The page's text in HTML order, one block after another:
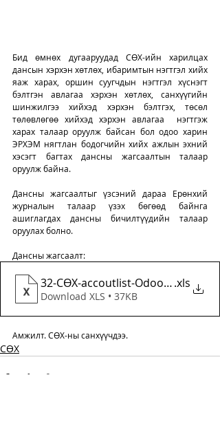
Бид өмнөх дугааруудад СӨХ-ийн харилцах
дансын хэрхэн хөтлөх, ибаримтын нэгтгэл хийх
яаж харах, оршин суугчдын нэгтгэл хүснэгт
бэлтгэн авлагаа хэрхэн хөтлөх, санхүүгийн
шинжилгээ хийхэд хэрхэн бэлтгэх, төсөл
төлөвлөгөө хийхэд хэрхэн авлагаа  нэгтгэж
харах талаар оруулж байсан бол одоо харин
ЭРХЭМ нягтлан бодогчийн хийх ажлын эхний
хэсэгт багтах дансны жагсаалтын талаар
оруулж байна.
Дансны жагсаалтыг үзсэний дараа Ерөнхий
журналын талаар үзэх бөгөөд байнга
ашиглагдах дансны бичилтүүдийн талаар
оруулах болно.
Дансны жагсаалт:
32-СӨХ-accoutlist-Odoo .xls
Download XLS • 37KB
Амжилт. СӨХ-ны санхүүчдээ.
СӨХ